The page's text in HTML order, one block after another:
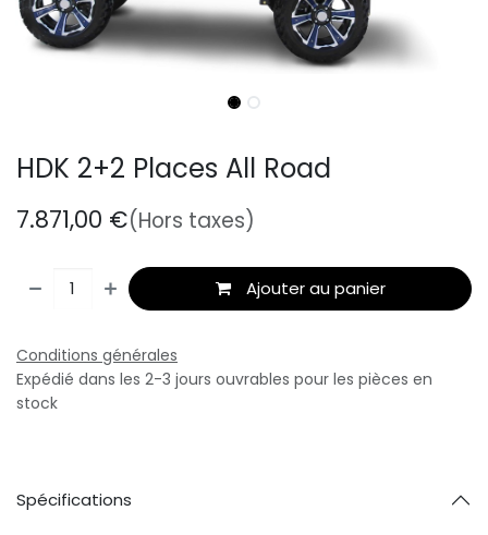
HDK 2+2 Places All Road
7.871,00 €(Hors taxes)
Ajouter au panier
Conditions générales
Expédié dans les 2-3 jours ouvrables pour les pièces en
stock
Spécifications